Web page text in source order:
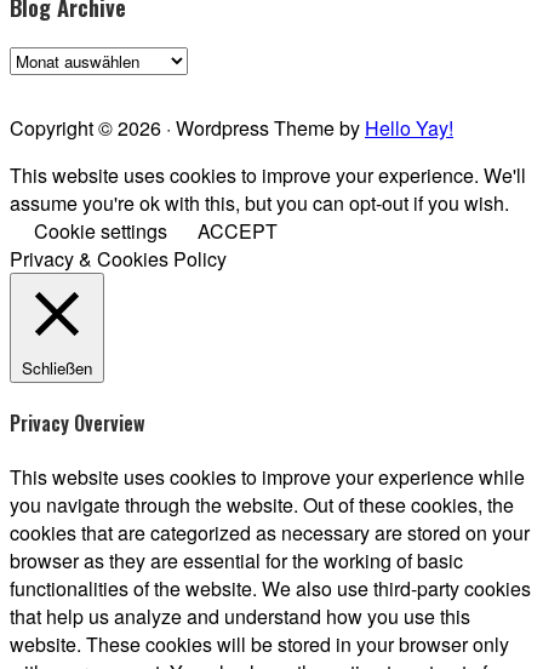
Blog Archive
Blog
Copyright © 2026 · Wordpress Theme by Hello Yay!
This website uses cookies to improve your experience. We'll
assume you're ok with this, but you can opt-out if you wish.
Cookie settings
ACCEPT
Privacy & Cookies Policy
Schließen
Privacy Overview
This website uses cookies to improve your experience while
you navigate through the website. Out of these cookies, the
cookies that are categorized as necessary are stored on your
browser as they are essential for the working of basic
functionalities of the website. We also use third-party cookies
that help us analyze and understand how you use this
website. These cookies will be stored in your browser only